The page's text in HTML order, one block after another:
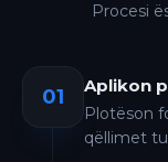
Procesi
01 Aplikon
Plotëson
qëllimet